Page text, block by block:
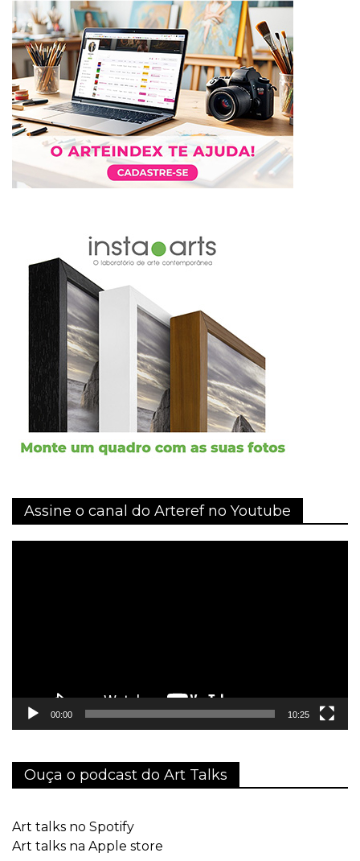
Assine o canal do Arteref no Youtube
00:00 10:25
Ouça o podcast do Art Talks
Art talks no Spotify
Art talks na Apple store